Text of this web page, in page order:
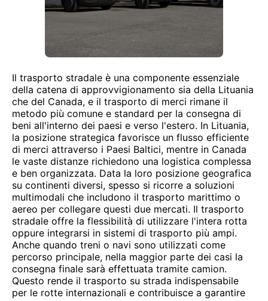
Il trasporto stradale è una componente essenziale
della catena di approvvigionamento sia della Lituania
che del Canada, e il trasporto di merci rimane il
metodo più comune e standard per la consegna di
beni all'interno dei paesi e verso l'estero. In Lituania,
la posizione strategica favorisce un flusso efficiente
di merci attraverso i Paesi Baltici, mentre in Canada
le vaste distanze richiedono una logistica complessa
e ben organizzata. Data la loro posizione geografica
su continenti diversi, spesso si ricorre a soluzioni
multimodali che includono il trasporto marittimo o
aereo per collegare questi due mercati. Il trasporto
stradale offre la flessibilità di utilizzare l'intera rotta
oppure integrarsi in sistemi di trasporto più ampi.
Anche quando treni o navi sono utilizzati come
percorso principale, nella maggior parte dei casi la
consegna finale sarà effettuata tramite camion.
Questo rende il trasporto su strada indispensabile
per le rotte internazionali e contribuisce a garantire